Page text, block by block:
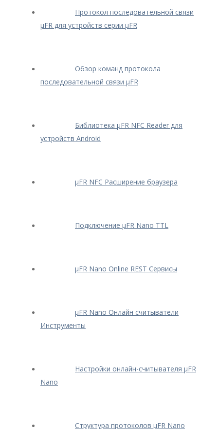
Протокол последовательной связи
μFR для устройств серии μFR
Обзор команд протокола
последовательной связи μFR
Библиотека μFR NFC Reader для
устройств Android
μFR NFC Расширение браузера
Подключение μFR Nano TTL
μFR Nano Online REST Сервисы
μFR Nano Онлайн считыватели
Инструменты
Настройки онлайн-считывателя μFR
Nano
Структура протоколов μFR Nano